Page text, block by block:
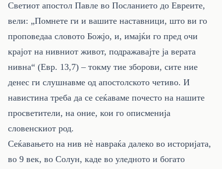
Светиот апостол Павле во Посланието до Евреите,
вели: „Помнете ги и вашите наставници, што ви го
проповедаа словото Божјо, и, имајќи го пред очи
крајот на нивниот живот, подражавајте ја верата
нивна“ (Евр. 13,7) – токму тие зборови, сите ние
денес ги слушнавме од апостолското четиво. И
навистина треба да се сеќаваме почесто на нашите
просветители, на оние, кои го описменија
словенскиот род.
Сеќавањето на нив нè навраќа далеко во историјата,
во 9 век, во Солун, каде во уледното и богато